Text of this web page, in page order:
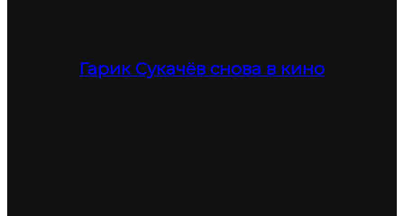
Гарик Сукачёв снова в кино